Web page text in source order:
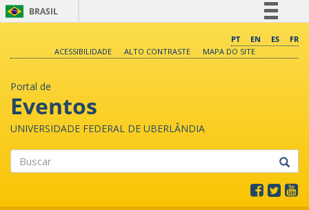
BRASIL
Comunica BR
PT EN ES
FR
ACESSIBILIDADE
ALTO CONTRASTE MAPA DO SITE
Portal de
Eventos
UNIVERSIDADE FEDERAL DE UBERLÂNDIA